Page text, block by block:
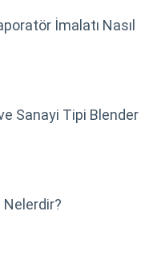
İmalatı Nasıl
Sanayi Tipi Blender